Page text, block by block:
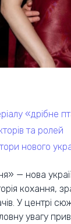
«дрібне
та ролей
нового
— нова
кохання,
У центрі
увагу